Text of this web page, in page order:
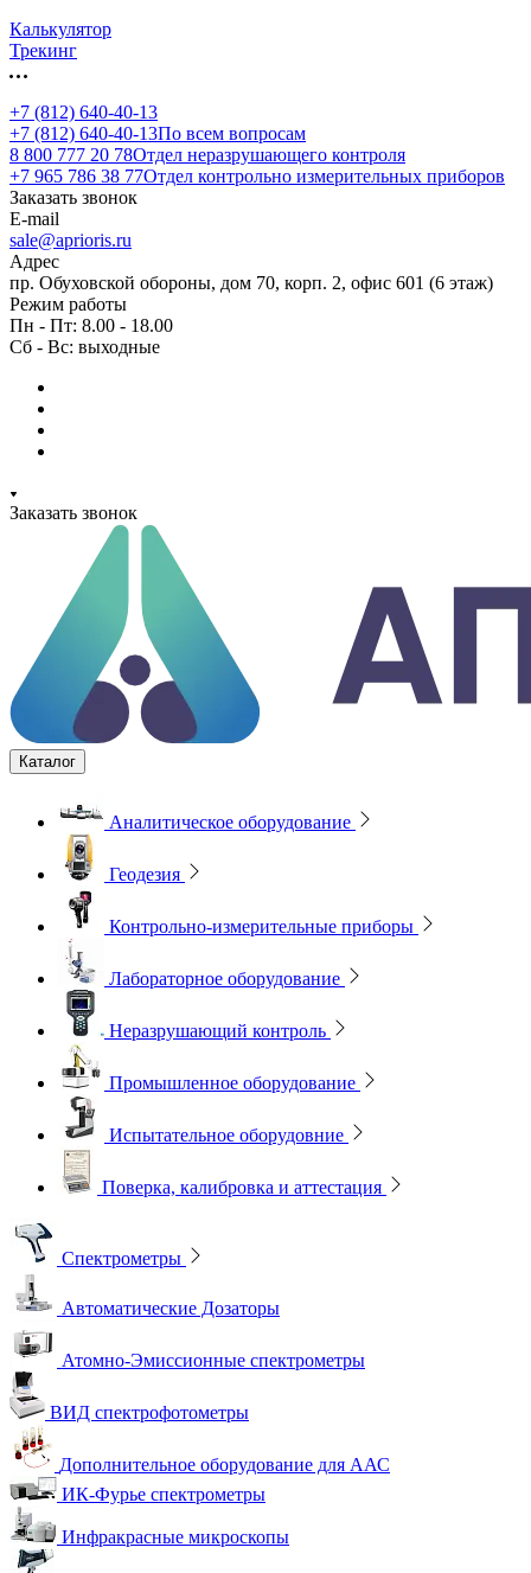
Калькулятор
Трекинг
+7 (812) 640-40-13
+7 (812) 640-40-13По всем вопросам
8 800 777 20 78Отдел неразрушающего контроля
+7 965 786 38 77Отдел контрольно измерительных приборов
Заказать звонок
E-mail
sale@aprioris.ru
Адрес
пр. Обуховской обороны, дом 70, корп. 2, офис 601 (6 этаж)
Режим работы
Пн - Пт: 8.00 - 18.00
Сб - Вс: выходные
Заказать звонок
Каталог
Аналитическое оборудование
Геодезия
Контрольно-измерительные приборы
Лабораторное оборудование
Неразрушающий контроль
Промышленное оборудование
Испытательное оборудовние
Поверка, калибровка и аттестация
Спектрометры
Автоматические Дозаторы
Атомно-Эмиссионные спектрометры
ВИД спектрофотометры
Дополнительное оборудование для ААС
ИК-Фурье спектрометры
Инфракрасные микроскопы